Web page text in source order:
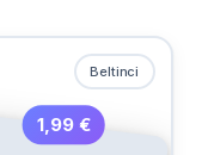
Beltinci
1,99 €